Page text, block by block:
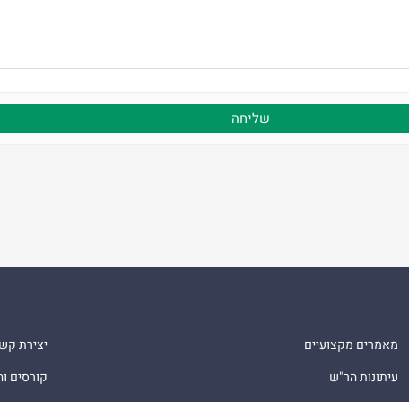
מאמרים מקצועיים
עיתונות הר"ש
יצירת
קורסים